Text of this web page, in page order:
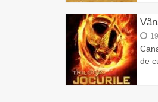
de